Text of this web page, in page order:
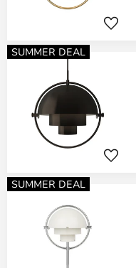
SUMMER DEAL
SUMMER DEAL